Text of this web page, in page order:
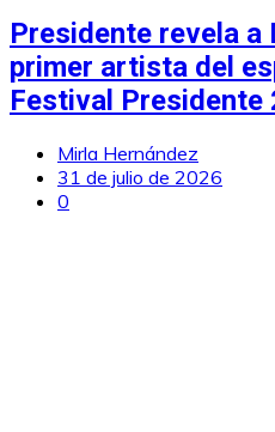
Presidente revela a
primer artista del
Festival Presidente
Mirla Hernández
31 de julio de 2026
0